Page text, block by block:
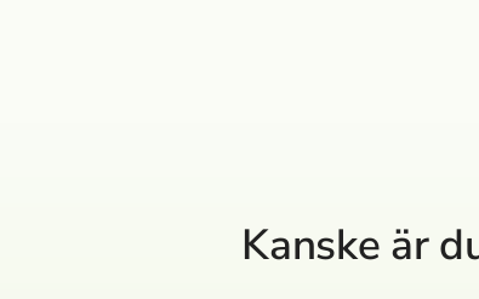
Kanske är